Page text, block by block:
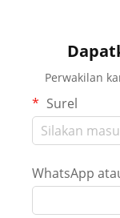
Perwakilan
Surel
WhatsApp